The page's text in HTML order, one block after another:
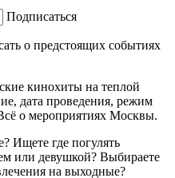
Подписаться
о предстоящих событиях
кинохиты на теплой
дата проведения, режим
о мероприятиях Москвы.
Ищете где погулять
или девушкой? Выбираете
на выходные?